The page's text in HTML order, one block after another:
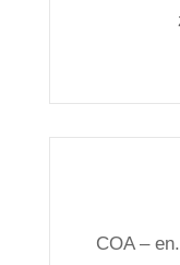
COA –